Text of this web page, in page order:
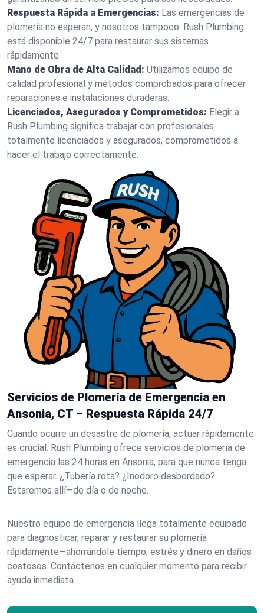
Respuesta Rápida a Emergencias: Las emergencias de
plomería no esperan, y nosotros tampoco. Rush Plumbing
está disponible 24/7 para restaurar sus sistemas
rápidamente.
Mano de Obra de Alta Calidad: Utilizamos equipo de
calidad profesional y métodos comprobados para ofrecer
reparaciones e instalaciones duraderas.
Licenciados, Asegurados y Comprometidos: Elegir a
Rush Plumbing significa trabajar con profesionales
totalmente licenciados y asegurados, comprometidos a
hacer el trabajo correctamente.
Servicios de Plomería de Emergencia en
Ansonia, CT – Respuesta Rápida 24/7
Cuando ocurre un desastre de plomería, actuar rápidamente
es crucial. Rush Plumbing ofrece servicios de plomería de
emergencia las 24 horas en Ansonia, para que nunca tenga
que esperar. ¿Tubería rota? ¿Inodoro desbordado?
Estaremos allí—de día o de noche.
Nuestro equipo de emergencia llega totalmente equipado
para diagnosticar, reparar y restaurar su plomería
rápidamente—ahorrándole tiempo, estrés y dinero en daños
costosos. Contáctenos en cualquier momento para recibir
ayuda inmediata.